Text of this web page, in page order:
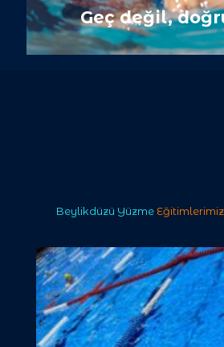
Geç değil,
Beylikdüzü Yüzme